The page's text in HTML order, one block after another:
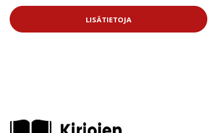
LISÄTIETOJA